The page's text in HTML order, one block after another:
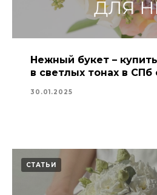
Нежный букет –
в светлых тонах в СПб
30.01.2025
СТАТЬИ